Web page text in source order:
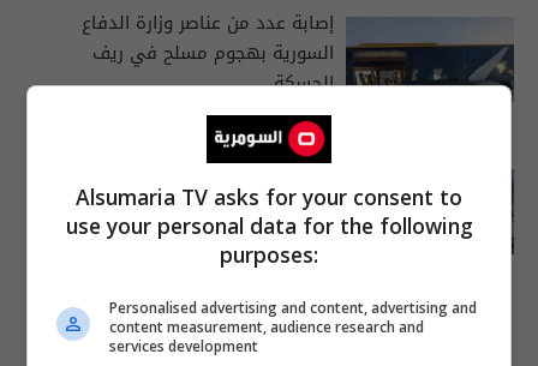
إصابة عدد من عناصر وزارة الدفاع
السورية بهجوم مسلح في ريف
الحسكة
حربي جنوبي اليمن
13:16 | 2026-06-22
Alsumaria TV asks for your consent to
use your personal data for the following
purposes:
Personalised advertising and content, advertising and
content measurement, audience research and
services development